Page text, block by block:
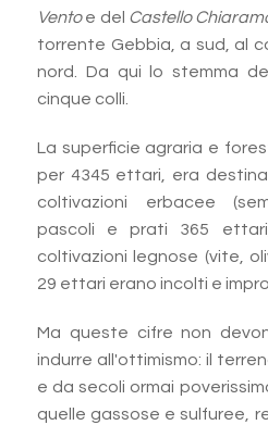
Ventoe del Castello
torrente Gebbia, a sud, al
nord. Da qui lo stemma
cinque colli.
La superficie agraria e
per 4345 ettari, era
coltivazioni erbacee
pascoli e prati 365
coltivazioni legnose (vite,
29 ettari erano incolti e
Ma queste cifre non
indurre all'ottimismo: il
e da secoli ormai
quelle gassose e sulfuree,